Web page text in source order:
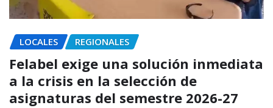
LOCALES REGIONALES
Felabel exige una solución inmediata
a la crisis en la selección de
asignaturas del semestre 2026-27